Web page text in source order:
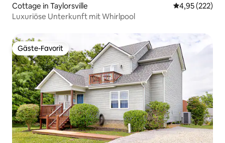
Cottage in Taylorsville
4,95 (222)
Luxuriöse Unterkunft mit Whirlpool
Gäste-Favorit
Gäste-Favorit